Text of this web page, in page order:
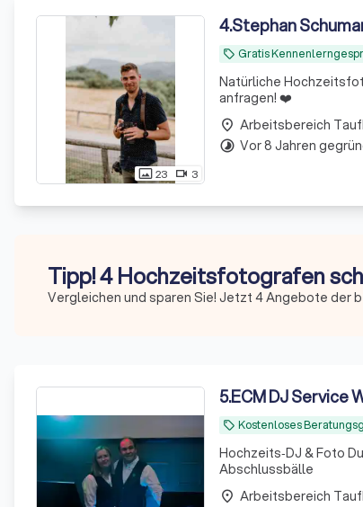
photo_size_select_actual23 videocam 3
4.Stephan
local_offer Gratis
Natürliche
anfragen! ❤️
place
timelapse Vor 8 Jahren
Tipp! 4 Hochzeitsfotografen
Vergleichen und sparen Sie! Jetzt 4 Angebote der
5.ECM DJ Service
local_offer Kostenloses
Hochzeits‑DJ & Foto
Abschlussbälle
place